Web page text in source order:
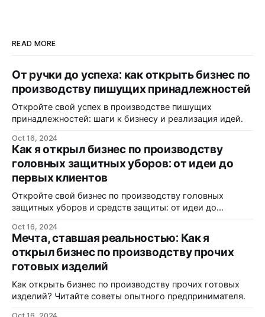
READ MORE
От ручки до успеха: как открыть бизнес по
производству пишущих принадлежностей
Откройте свой успех в производстве пишущих
принадлежностей: шаги к бизнесу и реализация идей.
Oct 16, 2024
Как я открыл бизнес по производству
головных защитных уборов: от идеи до
первых клиентов
Откройте свой бизнес по производству головных
защитных уборов и средств защиты: от идеи до
Oct 16, 2024
Мечта, ставшая реальностью: Как я
открыл бизнес по производству прочих
готовых изделий
Как открыть бизнес по производству прочих готовых
изделий? Читайте советы опытного предпринимателя.